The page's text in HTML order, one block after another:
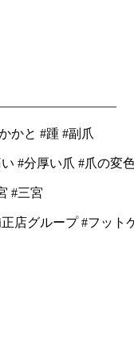
かと #踵 #副爪
#分厚い爪 #爪の変
#三宮
店グループ #フット